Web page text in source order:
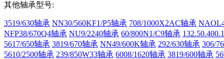
其他轴承型号:
3519/630轴承 NN30/560KF1/P5轴承 708/1000X2AC轴承
NFP38/670Q4轴承 NU9/2240轴承 60/800N1/C9轴承
5617/650轴承 3819/670轴承 NN49/600K轴承 292/630轴承 306/
5610/2500轴承 239/850W33轴承 6008/1620轴承 3819/600轴承